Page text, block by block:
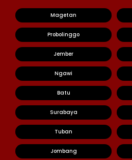
Magetan
Probolinggo
Jember
Ngawi
Batu
Surabaya
Tuban
Jombang